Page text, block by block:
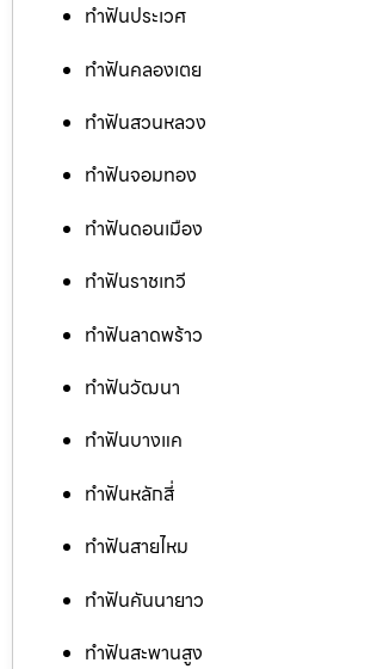
ทำฟันประเวศ
ทำฟันคลองเตย
ทำฟันสวนหลวง
ทำฟันจอมทอง
ทำฟันดอนเมือง
ทำฟันราชเทวี
ทำฟันลาดพร้าว
ทำฟันวัฒนา
ทำฟันบางแค
ทำฟันหลักสี่
ทำฟันสายไหม
ทำฟันคันนายาว
ทำฟันสะพานสูง